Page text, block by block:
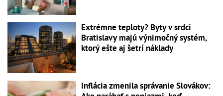
Extrémne teploty? Byty v srdci
Bratislavy majú výnimočný systém,
ktorý ešte aj šetrí náklady
Inflácia zmenila správanie Slovákov: